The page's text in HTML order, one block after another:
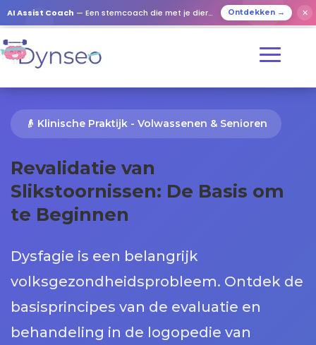
AI Assist Coach — Een stemcoach die met je dierbaren speelt Ontdekken → ✕
👴 Klinische Praktijk - Volwassenen & Senioren
Revalidatie van
Slikstoornissen: De Basis om
te Beginnen
Dysfagie is een belangrijk
volksgezondheidsprobleem. Ontdek de
basisprincipes van de evaluatie en
behandeling in de logopedie van